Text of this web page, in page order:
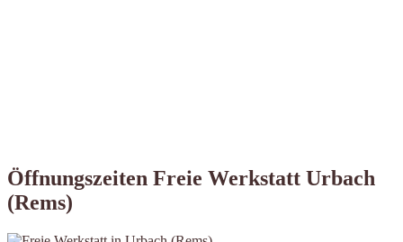
Öffnungszeiten Freie Werkstatt Urbach
(Rems)